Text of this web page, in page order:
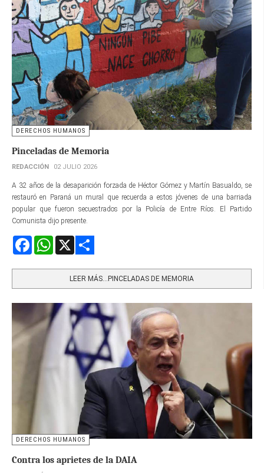
DERECHOS HUMANOS
Pinceladas de Memoria
REDACCIÓN 02 JULIO 2026
A 32 años de la desaparición forzada de Héctor Gómez y Martín Basualdo, se
restauró en Paraná un mural que recuerda a estos jóvenes de una barriada
popular que fueron secuestrados por la Policía de Entre Ríos. El Partido
Comunista dijo presente.
FacebookWhatsApp
LEER MÁS…PINCELADAS DE MEMORIA
DERECHOS HUMANOS
Contra los aprietes de la DAIA